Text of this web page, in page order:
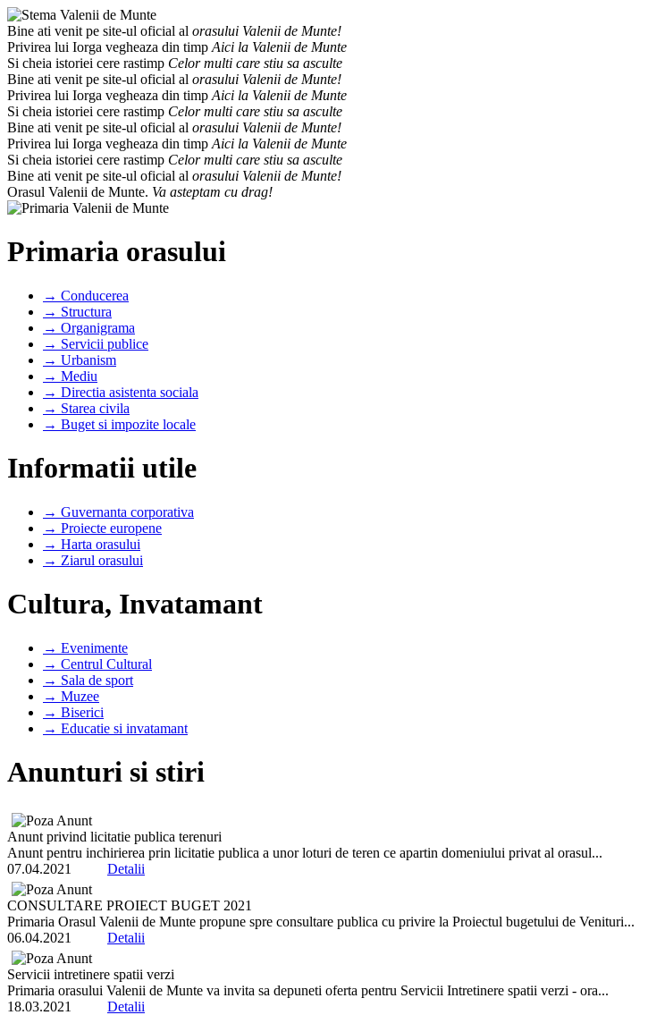
Bine ati venit pe site-ul oficial al orasului Valenii de Munte!
Privirea lui Iorga vegheaza din timp Aici la Valenii de Munte
Si cheia istoriei cere rastimp Celor multi care stiu sa asculte
Bine ati venit pe site-ul oficial al orasului Valenii de Munte!
Privirea lui Iorga vegheaza din timp Aici la Valenii de Munte
Si cheia istoriei cere rastimp Celor multi care stiu sa asculte
Bine ati venit pe site-ul oficial al orasului Valenii de Munte!
Privirea lui Iorga vegheaza din timp Aici la Valenii de Munte
Si cheia istoriei cere rastimp Celor multi care stiu sa asculte
Bine ati venit pe site-ul oficial al orasului Valenii de Munte!
Orasul Valenii de Munte. Va asteptam cu drag!
Primaria orasului
→ Conducerea
→ Structura
→ Organigrama
→ Servicii publice
→ Urbanism
→ Mediu
→ Directia asistenta sociala
→ Starea civila
→ Buget si impozite locale
Informatii utile
→ Guvernanta corporativa
→ Proiecte europene
→ Harta orasului
→ Ziarul orasului
Cultura, Invatamant
→ Evenimente
→ Centrul Cultural
→ Sala de sport
→ Muzee
→ Biserici
→ Educatie si invatamant
Anunturi si stiri
Anunt privind licitatie publica terenuri
Anunt pentru inchirierea prin licitatie publica a unor loturi de teren ce apartin domeniului privat al orasul...
07.04.2021 Detalii
CONSULTARE PROIECT BUGET 2021
Primaria Orasul Valenii de Munte propune spre consultare publica cu privire la Proiectul bugetului de Venituri...
06.04.2021 Detalii
Servicii intretinere spatii verzi
Primaria orasului Valenii de Munte va invita sa depuneti oferta pentru Servicii Intretinere spatii verzi - ora...
18.03.2021 Detalii